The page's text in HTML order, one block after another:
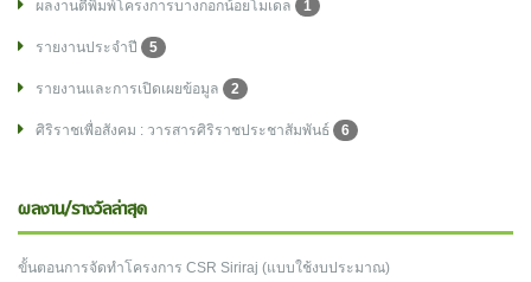
ผลงานตีพิมพ์โครงการบางกอกน้อยโมเดล 1
รายงานประจำปี 5
รายงานและการเปิดเผยข้อมูล 2
ศิริราชเพื่อสังคม : วารสารศิริราชประชาสัมพันธ์ 6
ผลงาน/รางวัลล่าสุด
ขั้นตอนการจัดทำโครงการ CSR Siriraj (แบบใช้งบประมาณ)